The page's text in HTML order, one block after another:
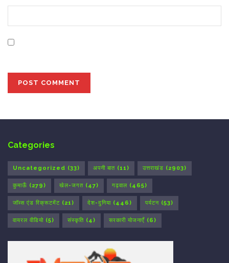
Categories
Uncategorized (33) अपनी बात (11) उत्तराखंड (2903)
कुमाऊँ (279) खेल-जगत (47) गढ़वाल (465)
जॉब्स एंड रिक्रूटमेंट (21) देश-दुनिया (446) पर्यटन (53)
वायरल वीडियो (5) संस्कृति (4) सरकारी योजनाएँ (6)